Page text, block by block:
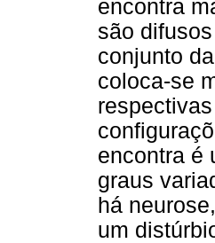
encontra
são
conjunto
coloca-se
encontra é
graus
há
um